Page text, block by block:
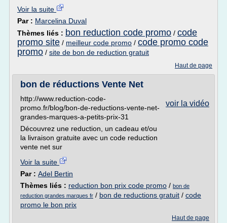
Voir la suite
Par : Marcelina Duval
Thèmes liés : bon reduction code promo / code
promo site / meilleur code promo / code promo code
promo / site de bon de reduction gratuit
Haut de page
bon de réductions Vente Net
voir la vidéo
http://www.reduction-code-
promo.fr/blog/bon-de-reductions-vente-net-
grandes-marques-a-petits-prix-31
Découvrez une reduction, un cadeau et/ou
la livraison gratuite avec un code reduction
vente net sur
Voir la suite
Par : Adel Bertin
Thèmes liés : reduction bon prix code promo / bon de
reduction grandes marques fr / bon de reductions gratuit / code
promo le bon prix
Haut de page